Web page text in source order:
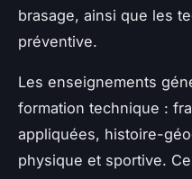
brasage, ainsi que les
préventive.
Les enseignements
formation technique :
appliquées, histoire-
physique et sportive.